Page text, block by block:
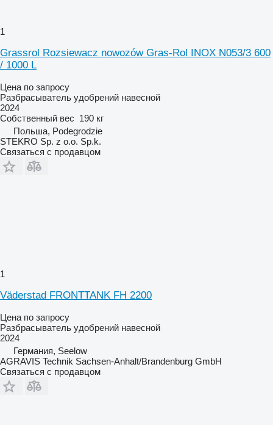
1
Grassrol Rozsiewacz nowozów Gras-Rol INOX N053/3 600
/ 1000 L
Цена по запросу
Разбрасыватель удобрений навесной
2024
Собственный вес 190 кг
Польша, Podegrodzie
STEKRO Sp. z o.o. Sp.k.
Связаться с продавцом
1
Väderstad FRONTTANK FH 2200
Цена по запросу
Разбрасыватель удобрений навесной
2024
Германия, Seelow
AGRAVIS Technik Sachsen-Anhalt/Brandenburg GmbH
Связаться с продавцом